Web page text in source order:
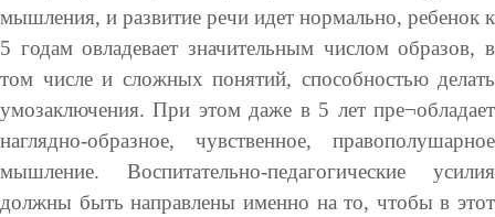
мышления, и развитие речи идет нормально, ребенок к
5 годам овладевает значительным числом образов, в
том числе и сложных понятий, способностью делать
умозаключения. При этом даже в 5 лет пре¬обладает
наглядно-образное, чувственное, правополушарное
мышление. Воспитательно-педагогические усилия
должны быть направлены именно на то, чтобы в этот